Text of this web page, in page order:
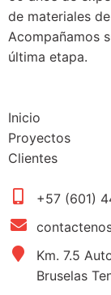
de materiales
Acompañamos
última etapa.
Inicio
Proyectos
Clientes
+57 (601)
Km. 7.5
Bruselas